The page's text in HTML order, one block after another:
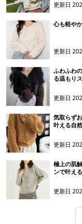
更新日
心も軽や
更新日
ふわふわ
る温もり
更新日
気取らず
叶える自
更新日
極上の肌
ンで叶え
更新日